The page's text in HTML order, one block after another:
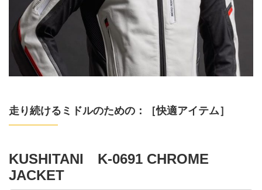
走り続けるミドルのための：［快適アイテム］
KUSHITANI K-0691 CHROME
JACKET